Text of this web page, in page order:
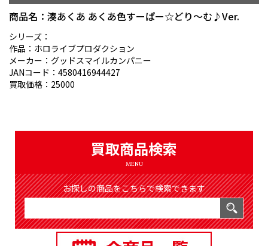
宅配買取のご案内
DELIVERY PURCHASE
買取お申し込み
ASSESSMENT
商品名：湊あくあ あくあ色すーぱー☆どり～む♪Ver.
シリーズ：
作品：ホロライブプロダクション
メーカー：グッドスマイルカンパニー
JANコード：4580416944427
買取価格：25000
買取商品検索
MENU
お探しの商品をこちらで検索できます